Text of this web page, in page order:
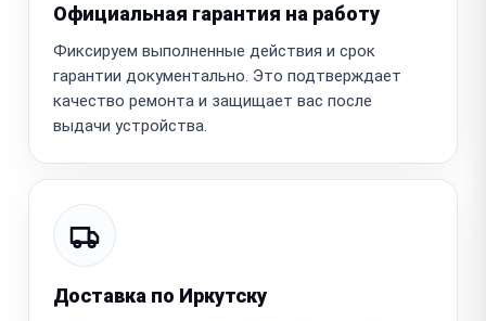
Официальная гарантия на работу
Фиксируем выполненные действия и срок
гарантии документально. Это подтверждает
качество ремонта и защищает вас после
выдачи устройства.
Доставка по Иркутску